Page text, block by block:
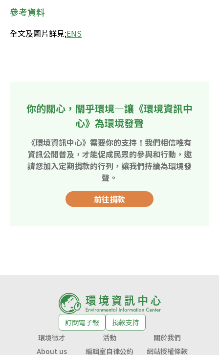
參考資料
全文及圖片詳見;ENS
你的關心，關乎環境—讓《環境資訊中
心》為環境發聲
《環境資訊中心》需要你的支持！我們相信唯有
資訊公開普及，才能促成民眾的參與和行動，邀
請您加入定期捐款的行列，讓我們持續為環境發
聲。
前往捐款
訂閱電子報
捐款支持
環境徵才
活動
關於我們
About us
編輯室自律公約 網站授權條款